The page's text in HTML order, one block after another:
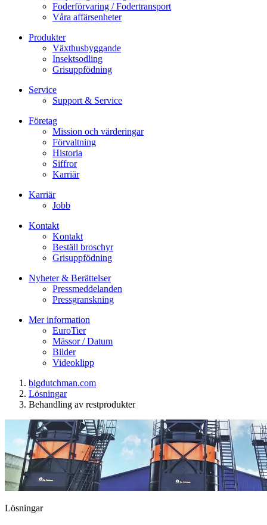
Foderförvaring / Fodertransport
Våra affärsenheter
Produkter
Växthusbyggande
Insektsodling
Grisuppfödning
Service
Support & Service
Företag
Mission och värderingar
Förvaltning
Historia
Siffror
Karriär
Karriär
Jobb
Kontakt
Kontakt
Beställ broschyr
Grisuppfödning
Nyheter & Berättelser
Pressmeddelanden
Pressgranskning
Mer information
EuroTier
Mässor / Datum
Bilder
Videoklipp
bigdutchman.com
Lösningar
Behandling av restprodukter
Lösningar